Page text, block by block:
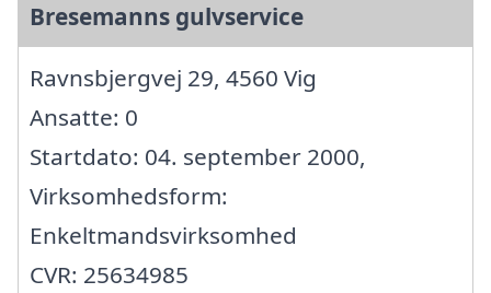
Bresemanns gulvservice
Ravnsbjergvej 29, 4560 Vig
Ansatte: 0
Startdato: 04. september 2000,
Virksomhedsform:
Enkeltmandsvirksomhed
CVR: 25634985